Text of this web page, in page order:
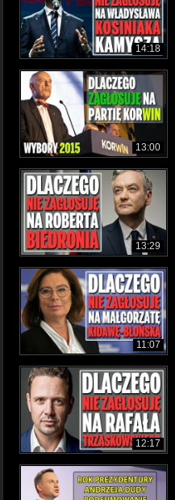
14:18
13:00
13:29
11:07
12:17